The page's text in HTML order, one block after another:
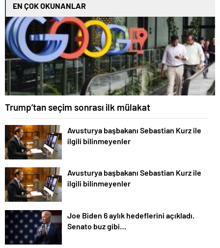
EN ÇOK OKUNANLAR
Trump’tan seçim sonrası ilk mülakat
Avusturya başbakanı Sebastian Kurz ile
ilgili bilinmeyenler
Avusturya başbakanı Sebastian Kurz ile
ilgili bilinmeyenler
Joe Biden 6 aylık hedeflerini açıkladı.
Senato buz gibi…